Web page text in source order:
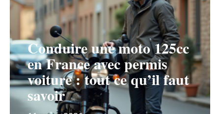
Conduire une moto 125cc
en France avec permis
voiture : tout ce qu’il faut
savoir